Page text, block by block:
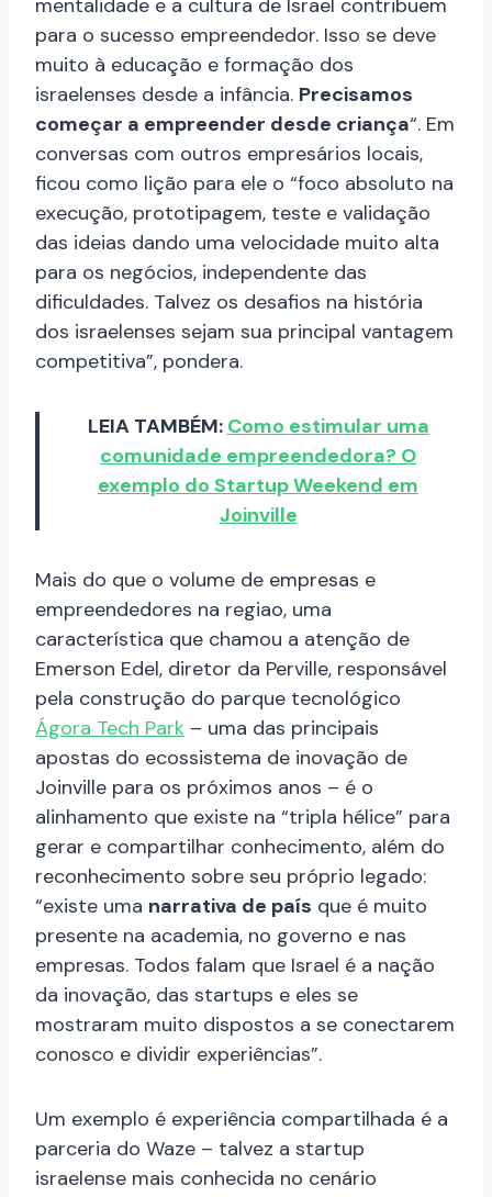
mentalidade e a cultura de Israel contribuem
para o sucesso empreendedor. Isso se deve
muito à educação e formação dos
israelenses desde a infância. Precisamos
começar a empreender desde criança“. Em
conversas com outros empresários locais,
ficou como lição para ele o “foco absoluto na
execução, prototipagem, teste e validação
das ideias dando uma velocidade muito alta
para os negócios, independente das
dificuldades. Talvez os desafios na história
dos israelenses sejam sua principal vantagem
competitiva”, pondera.
LEIA TAMBÉM: Como estimular uma
comunidade empreendedora? O
exemplo do Startup Weekend em
Joinville
Mais do que o volume de empresas e
empreendedores na regiao, uma
característica que chamou a atenção de
Emerson Edel, diretor da Perville, responsável
pela construção do parque tecnológico
Ágora Tech Park – uma das principais
apostas do ecossistema de inovação de
Joinville para os próximos anos – é o
alinhamento que existe na “tripla hélice” para
gerar e compartilhar conhecimento, além do
reconhecimento sobre seu próprio legado:
“existe uma narrativa de país que é muito
presente na academia, no governo e nas
empresas. Todos falam que Israel é a nação
da inovação, das startups e eles se
mostraram muito dispostos a se conectarem
conosco e dividir experiências”.
Um exemplo é experiência compartilhada é a
parceria do Waze – talvez a startup
israelense mais conhecida no cenário